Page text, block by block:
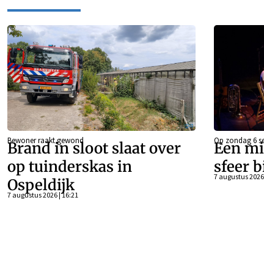
Bewoner raakt gewond
Brand in sloot slaat over
op tuinderskas in
Ospeldijk
7 augustus 2026 | 16:21
Op zondag 6
Een
sfeer
7 augustus